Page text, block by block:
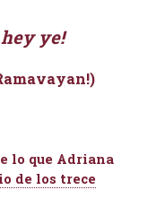
hey ye!
lo que Adriana
de los trece